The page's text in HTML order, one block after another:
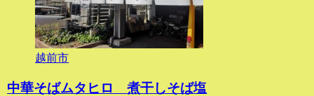
越前市
中華そばムタヒロ 煮干しそば塩